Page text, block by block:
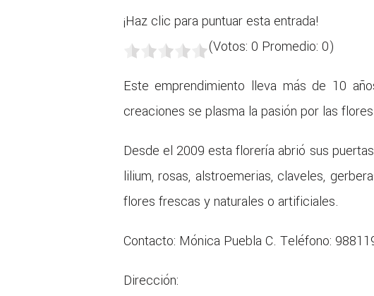
¡Haz clic para puntuar esta entrada!
(Votos: 0 Promedio: 0)
Este emprendimiento lleva más de 10
creaciones se plasma la pasión por las
Desde el 2009 esta florería abrió sus
lilium, rosas, alstroemerias, claveles,
flores frescas y naturales o artificiales.
Contacto: Mónica Puebla C. Teléfono:
Dirección: